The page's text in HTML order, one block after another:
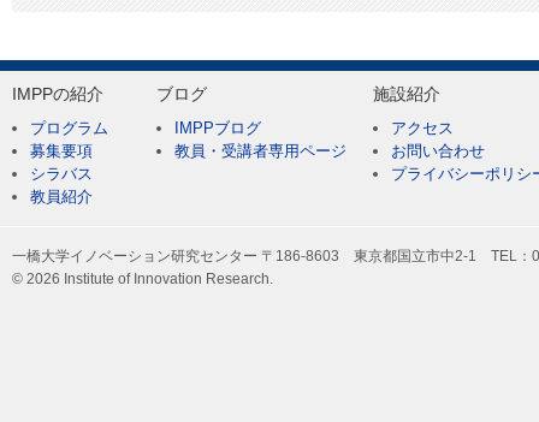
IMPPの紹介
プログラム
募集要項
シラバス
教員紹介
ブログ
IMPPブログ
教員・受講者専用ページ
施設紹介
アクセス
お問い合わせ
プライバシーポリシ
一橋大学イノベーション研究センター 〒186-8603 東京都国立市中2-1 TEL：
© 2026 Institute of Innovation Research.